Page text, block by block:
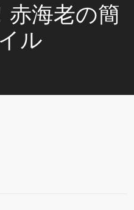
赤海老の簡
ル